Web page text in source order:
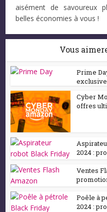
aisément de savoureux
belles économies à vous !
Vous
Prime
Cyber
offres
2024 :
Ventes
Poêle à
2024 :